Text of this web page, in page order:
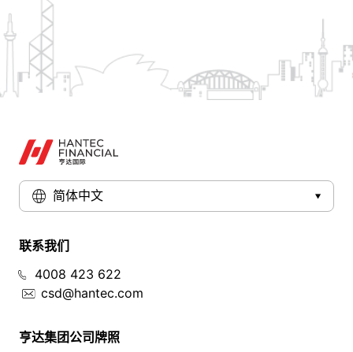
简体中文
联系我们
4008 423 622
csd@hantec.com
亨达集团公司牌照